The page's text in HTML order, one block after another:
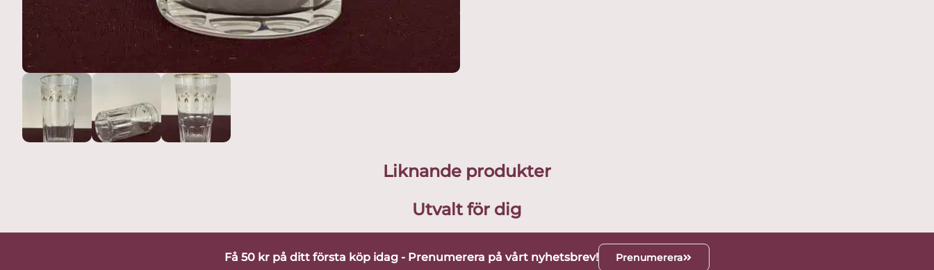
Liknande produkter
Utvalt för dig
Få 50 kr på ditt första köp idag - Prenumerera på vårt nyhetsbrev! Prenumerera